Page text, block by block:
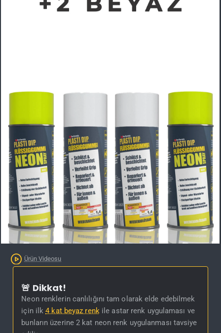
Kargo Bedava
Ürün Videosu
🚨 Dikkat!
Neon renklerin canlılığını tam olarak elde edebilmek
için ilk4 kat beyaz renk ile astar renk uygulaması ve
bunların üzerine 2 kat neon renk uygulanması tavsiye